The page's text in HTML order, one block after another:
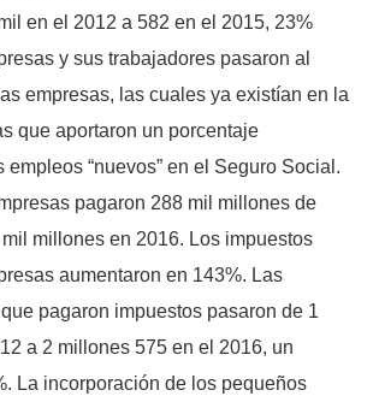
en el 2012 a 582 en el 2015, 23%
y sus trabajadores pasaron al
empresas, las cuales ya existían en la
que aportaron un porcentaje
empleos “nuevos” en el Seguro Social.
pagaron 288 mil millones de
millones en 2016. Los impuestos
aumentaron en 143%. Las
pagaron impuestos pasaron de 1
a 2 millones 575 en el 2016, un
La incorporación de los pequeños